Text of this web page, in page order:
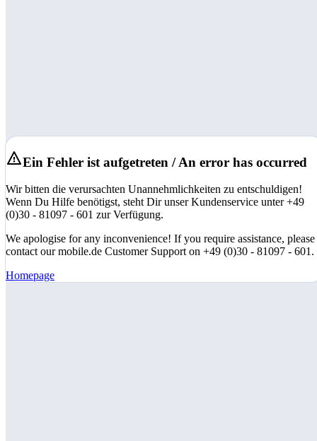
Ein Fehler ist aufgetreten / An error has occurred
Wir bitten die verursachten Unannehmlichkeiten zu entschuldigen!
Wenn Du Hilfe benötigst, steht Dir unser Kundenservice unter +49
(0)30 - 81097 - 601 zur Verfügung.
We apologise for any inconvenience! If you require assistance, please
contact our mobile.de Customer Support on +49 (0)30 - 81097 - 601.
Homepage